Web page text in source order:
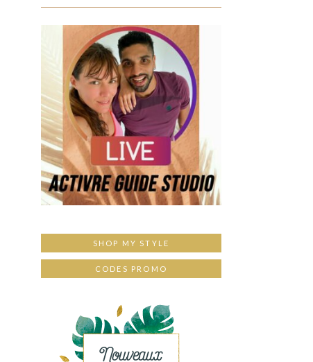
SHOP MY STYLE
CODES PROMO